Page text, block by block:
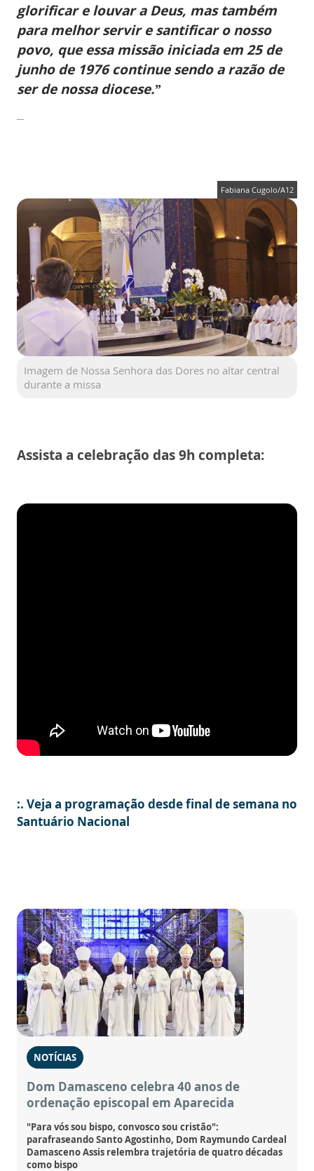
glorificar e louvar a Deus, mas também
para melhor servir e santificar o nosso
povo, que essa missão iniciada em 25 de
junho de 1976 continue sendo a razão de
ser de nossa diocese.”
Fabiana Cugolo/A12
Imagem de Nossa Senhora das Dores no altar central
durante a missa
Assista a celebração das 9h completa:
:. Veja a programação desde final de semana no
Santuário Nacional
NOTÍCIAS
Dom Damasceno celebra 40 anos de
ordenação episcopal em Aparecida
"Para vós sou bispo, convosco sou cristão":
parafraseando Santo Agostinho, Dom Raymundo Cardeal
Damasceno Assis relembra trajetória de quatro décadas
como bispo